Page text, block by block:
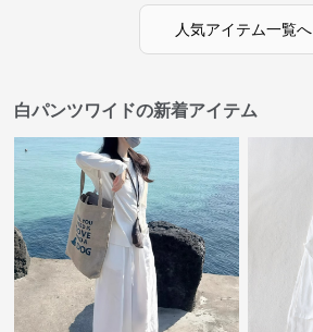
人気アイテム一覧へ
白パンツワイドの新着アイテム